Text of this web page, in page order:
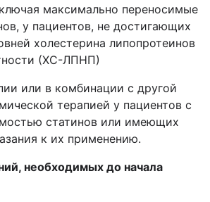
максимально переносимые
у пациентов, не достигающих
холестерина липопротеинов
(ХС-ЛПНП)
или в комбинации с другой
терапией у пациентов с
статинов или имеющих
к их применению.
необходимых до начала